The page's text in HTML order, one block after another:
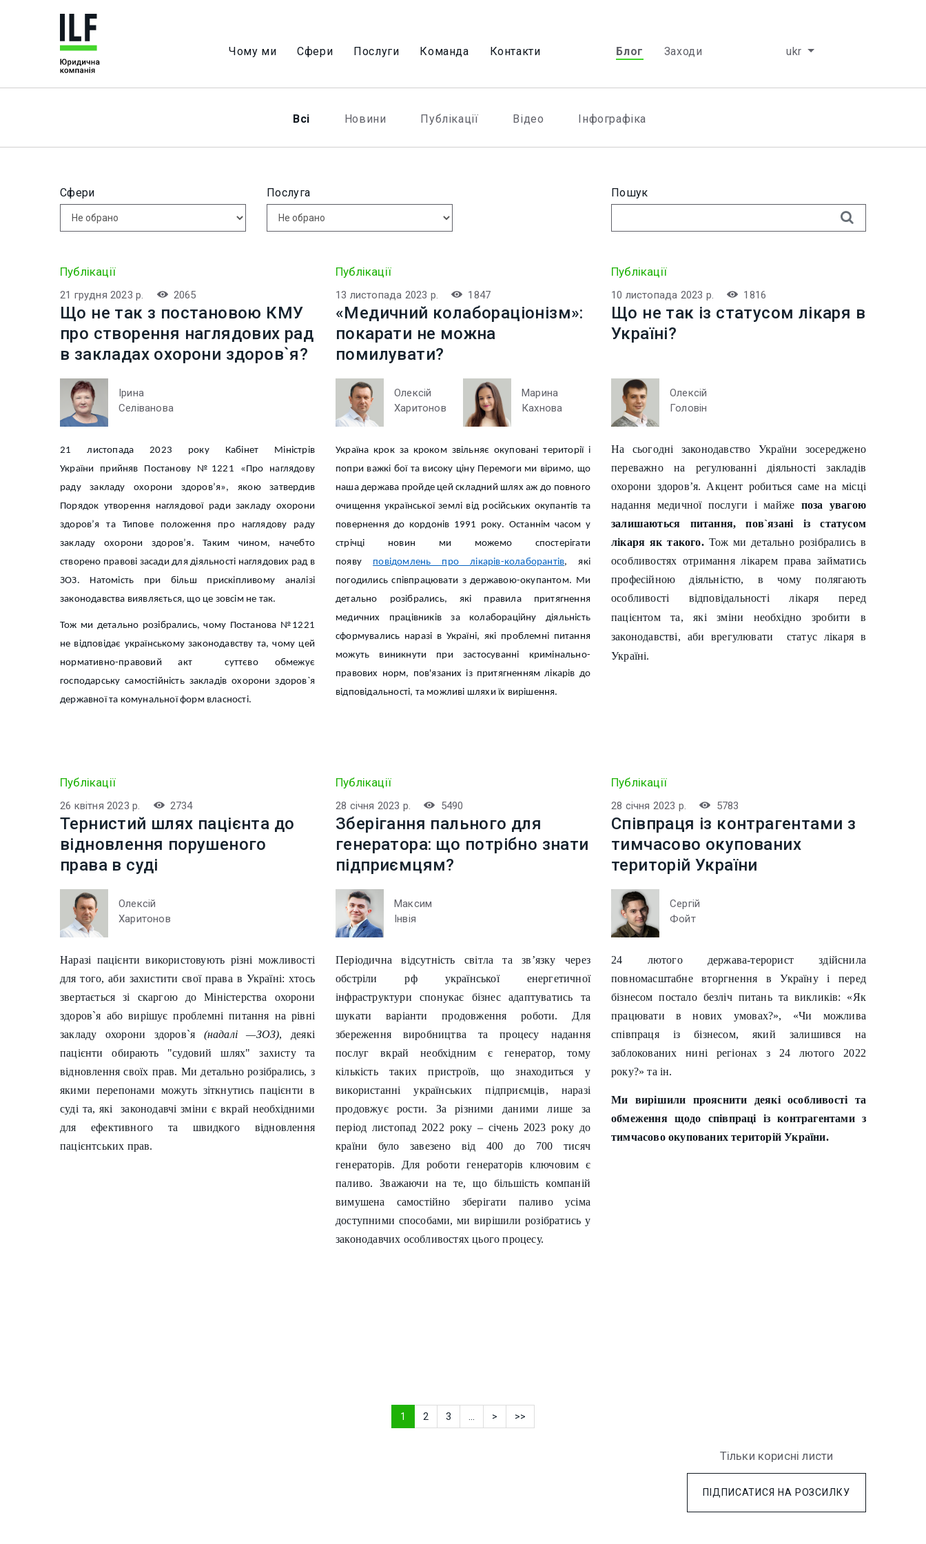
Чому ми Сфери Послуги Команда Контакти Блог Заходи ukr
Всі Новини Публікації Вiдео Iнфографiка
Сфери Послуга Пошук
Публікації
21 грудня 2023 р. 2065
Що не так з постановою КМУ
про створення наглядових рад
в закладах охорони здоров`я?
Ірина
Селіванова
21 листопада 2023 року Кабінет Міністрів
України прийняв Постанову №1221 «Про наглядову
раду закладу охорони здоров’я», якою затвердив
Порядок утворення наглядової ради закладу охорони
здоров’я та Типове положення про наглядову раду
закладу охорони здоров’я. Таким чином, начебто
створено правові засади для діяльності наглядових рад в
ЗОЗ. Натомість при більш прискіпливому аналізі
законодавства виявляється, що це зовсім не так.
Тож ми детально розібрались, чому Постанова №1221
не відповідає українському законодавству та, чому цей
нормативно-правовий акт суттєво обмежує
господарську самостійність закладів охорони здоров`я
державної та комунальної форм власності.
Публікації
13 листопада 2023 р. 1847
«Медичний колабораціонізм»:
покарати не можна
помилувати?
Олексій
Харитонов
Марина
Кахнова
Україна крок за кроком звільняє окуповані території і
попри важкі бої та високу ціну Перемоги ми віримо, що
наша держава пройде цей складний шлях аж до повного
очищення української землі від російських окупантів та
повернення до кордонів 1991 року. Останнім часом у
стрічці новин ми можемо спостерігати
появу повідомлень про лікарів-колаборантів, які
погодились співпрацювати з державою-окупантом. Ми
детально розібрались, які правила притягнення
медичних працівників за колабораційну діяльність
сформувались наразі в Україні, які проблемні питання
можуть виникнути при застосуванні кримінально-
правових норм, пов'язаних із притягненням лікарів до
відповідальності, та можливі шляхи їх вирішення.
Публікації
10 листопада 2023 р. 1816
Що не так із статусом лікаря в
Україні?
Олексій
Головін
На сьогодні законодавство України зосереджено
переважно на регулюванні діяльності закладів
охорони здоров’я. Акцент робиться саме на місці
надання медичної послуги і майже поза увагою
залишаються питання, пов`язані із статусом
лікаря як такого. Тож ми детально розібрались в
особливостях отримання лікарем права займатись
професійною діяльністю, в чому полягають
особливості відповідальності лікаря перед
пацієнтомта, які зміни необхідно зробити в
законодавстві, аби врегулювати статус лікаря в
Україні.
Публікації
26 квітня 2023 р. 2734
Тернистий шлях пацієнта до
відновлення порушеного
права в суді
Олексій
Харитонов
Наразі пацієнти використовують різні можливості
для того, аби захистити свої права в Україні: хтось
звертається зі скаргою до Міністерства охорони
здоров`я або вирішує проблемні питання на рівні
закладу охорони здоров`я (надалі —ЗОЗ), деякі
пацієнти обирають "судовий шлях" захисту та
відновлення своїх прав. Ми детально розібрались, з
якими перепонами можуть зіткнутись пацієнти в
суді та, які законодавчі зміни є вкрай необхідними
для ефективного та швидкого відновлення
пацієнтських прав.
Публікації
28 січня 2023 р. 5490
Зберігання пального для
генератора: що потрібно знати
підприємцям?
Максим
Інвія
Періодична відсутність світла та зв’язку через
обстріли рф української енергетичної
інфраструктури спонукає бізнес адаптуватись та
шукати варіанти продовження роботи. Для
збереження виробництва та процесу надання
послуг вкрай необхідним є генератор, тому
кількість таких пристроїв, що знаходиться у
використанні українських підприємців, наразі
продовжує рости. За різними даними лише за
період листопад 2022 року – січень 2023 року до
країни було завезено від 400 до 700 тисяч
генераторів. Для роботи генераторів ключовим є
паливо. Зважаючи на те, що більшість компаній
вимушена самостійно зберігати паливо усіма
доступними способами, ми вирішили розібратись у
законодавчих особливостях цього процесу.
Публікації
28 січня 2023 р. 5783
Співпраця із контрагентами з
тимчасово окупованих
територій України
Сергій
Фойт
24 лютого держава-терорист здійснила
повномасштабне вторгнення в Україну і перед
бізнесом постало безліч питань та викликів: «Як
працювати в нових умовах?», «Чи можлива
співпраця із бізнесом, який залишився на
заблокованих нині регіонах з 24 лютого 2022
року?» та ін.
Ми вирішили прояснити деякі особливості та
обмеження щодо співпраці із контрагентами з
тимчасово окупованих територій України.
1 2 3 > >>
Тiльки кориснi листи
ПIДПИСАТИСЯ НА РОЗСИЛКУ